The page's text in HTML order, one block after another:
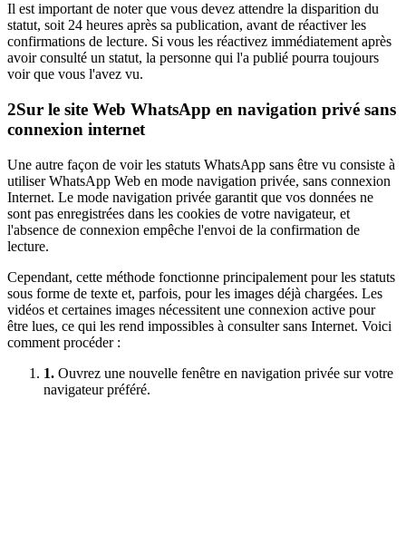
Il est important de noter que vous devez attendre la disparition du
statut, soit 24 heures après sa publication, avant de réactiver les
confirmations de lecture. Si vous les réactivez immédiatement après
avoir consulté un statut, la personne qui l'a publié pourra toujours
voir que vous l'avez vu.
2Sur le site Web WhatsApp en navigation privé sans
connexion internet
Une autre façon de voir les statuts WhatsApp sans être vu consiste à
utiliser WhatsApp Web en mode navigation privée, sans connexion
Internet. Le mode navigation privée garantit que vos données ne
sont pas enregistrées dans les cookies de votre navigateur, et
l'absence de connexion empêche l'envoi de la confirmation de
lecture.
Cependant, cette méthode fonctionne principalement pour les statuts
sous forme de texte et, parfois, pour les images déjà chargées. Les
vidéos et certaines images nécessitent une connexion active pour
être lues, ce qui les rend impossibles à consulter sans Internet. Voici
comment procéder :
1. Ouvrez une nouvelle fenêtre en navigation privée sur votre
navigateur préféré.